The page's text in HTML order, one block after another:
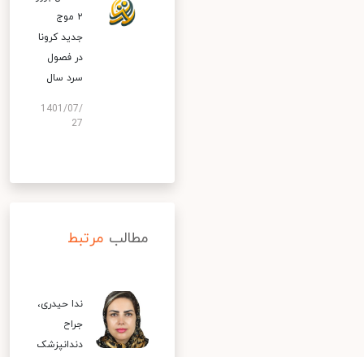
۲ موج
جدید کرونا
در فصول
سرد سال
1401/07/
27
مطالب مرتبط
ندا حیدری،
جراح
دندانپزشک